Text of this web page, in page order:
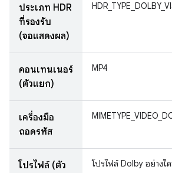
ประเภท HDR
ที่รองรับ
(จอแสดงผล)
คอนเทนเนอร์
(ตัวแยก)
MP4
เครื่องมือ
ถอดรหัส
โปรไฟล์ (ตัว
โปรไฟล์ Dolby อย่างใ